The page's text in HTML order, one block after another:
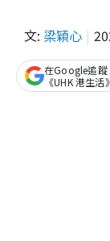
文: 梁穎心
在Google追蹤
《UHK 港生活》